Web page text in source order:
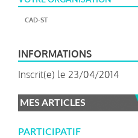
CAD-ST
INFORMATIONS
Inscrit(e) le 23/04/2014
MES ARTICLES
PARTICIPATIF